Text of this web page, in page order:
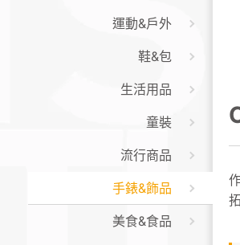
運動&戶外
鞋&包
生活用品
童裝
流行商品
手錶&飾品
美食&食品